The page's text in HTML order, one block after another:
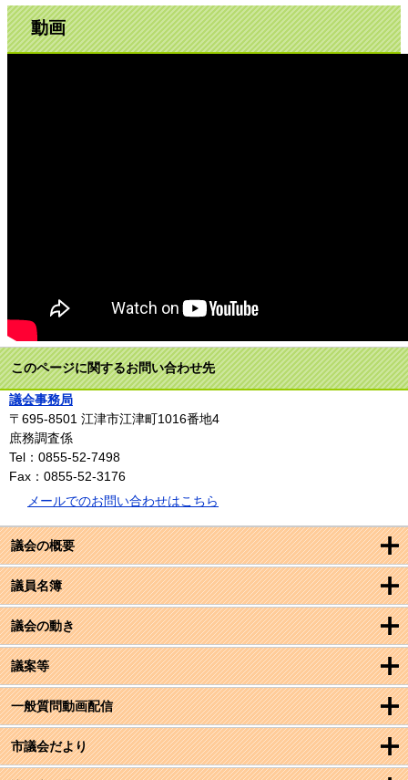
議会の概要
議員名簿
議会の動き
議案等
一般質問動画配信
市議会だより
動画
このページに関するお問い合わせ先
議会事務局
〒695-8501 江津市江津町1016番地4
庶務調査係
Tel：0855-52-7498
Fax：0855-52-3176
メールでのお問い合わせはこちら